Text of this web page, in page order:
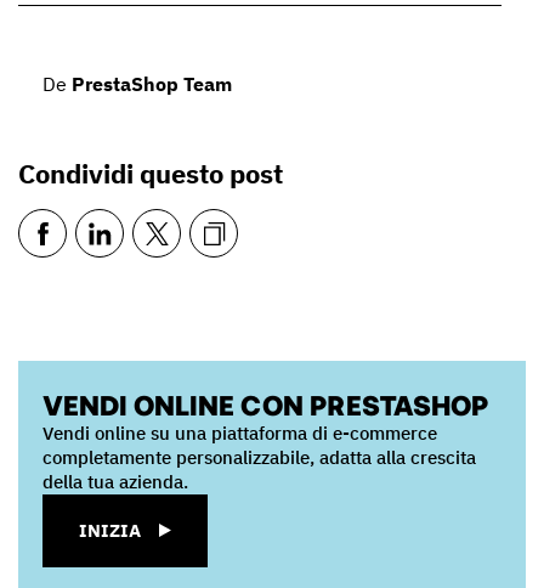
De PrestaShop Team
Condividi questo post
VENDI ONLINE CON PRESTASHOP
Vendi online su una piattaforma di e-commerce
completamente personalizzabile, adatta alla crescita
della tua azienda.
INIZIA